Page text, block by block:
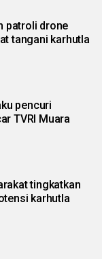
patroli drone
tangani karhutla
pencuri
TVRI Muara
tingkatkan
karhutla